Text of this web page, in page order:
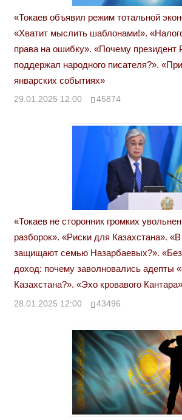
«Токаев объявил режим тотальной
«Хватит мыслить шаблонами!».
права на ошибку». «Почему президент
поддержал народного писателя?».
январских событиях»
29.01.2025 12:00 45874
«Токаев не сторонник громких
разборок». «Риски для Казахстана».
защищают семью Назарбаевых?».
доход: почему заволновались адепты
Казахстана?». «Эхо кровавого Кантара»
28.01.2025 12:00 43496